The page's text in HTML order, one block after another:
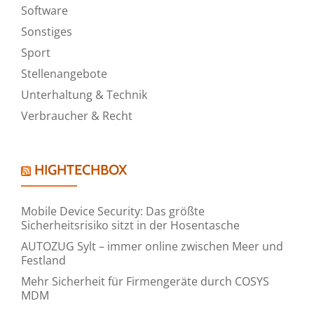
Software
Sonstiges
Sport
Stellenangebote
Unterhaltung & Technik
Verbraucher & Recht
HIGHTECHBOX
Mobile Device Security: Das größte
Sicherheitsrisiko sitzt in der Hosentasche
AUTOZUG Sylt – immer online zwischen Meer und
Festland
Mehr Sicherheit für Firmengeräte durch COSYS
MDM